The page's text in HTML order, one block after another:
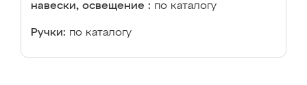
навески, освещение : по каталогу
Ручки: по каталогу